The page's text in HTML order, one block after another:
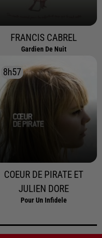
FRANCIS CABREL
Gardien De Nuit
8h57
8h57
COEUR DE PIRATE ET
JULIEN DORE
Pour Un Infidele